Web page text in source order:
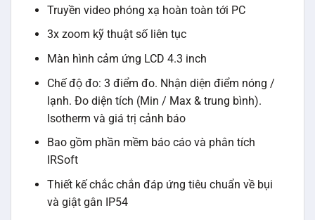
Truyền video phóng xạ hoàn toàn tới PC
3x zoom kỹ thuật số liên tục
Màn hình cảm ứng LCD 4.3 inch
Chế độ đo: 3 điểm đo. Nhận diện điểm nóng /
lạnh. Đo diện tích (Min / Max & trung bình).
Isotherm và giá trị cảnh báo
Bao gồm phần mềm báo cáo và phân tích
IRSoft
Thiết kế chắc chắn đáp ứng tiêu chuẩn về bụi
và giật gân IP54